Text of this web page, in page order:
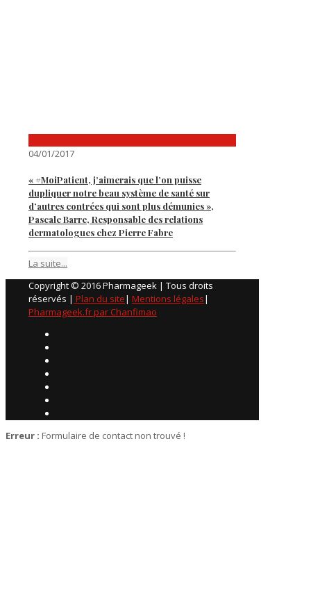
04/01/2017
« #MoiPatient, j’aimerais que l’on puisse
dupliquer notre beau système de santé sur
d’autres contrées qui sont plus démunies »,
Pascale Barre, Responsable des relations
dermatologues chez Pierre Fabre
La suite...
Copyright © 2016 Pharmageek | Tous droits
réservés | Plan du site| Mentions légales|
Pharmageek.fr par Chanfimao
Erreur : Formulaire de contact non trouvé !